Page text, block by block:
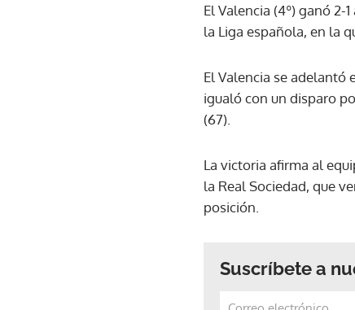
El Valencia (4º) ganó 2-
la Liga española, en la
El Valencia se adelantó
igualó con un disparo
(67).
La victoria afirma al
la Real Sociedad, que
posición.
Suscríbete a